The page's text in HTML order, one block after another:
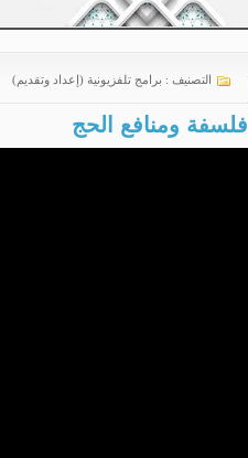
التصنيف : برامج تلفزيونية (إعداد وتقديم)
فلسفة ومنافع الحج